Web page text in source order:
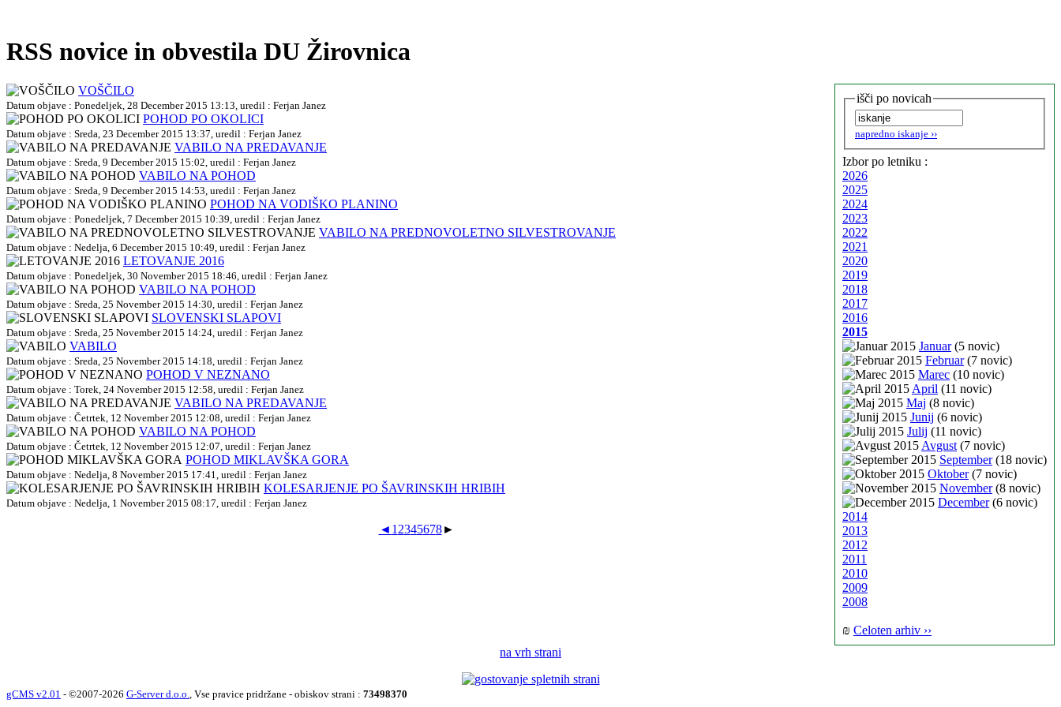
RSS novice in obvestila DU Žirovnica
išči po novicah
napredno iskanje ››
Izbor po letniku :
2026
2025
2024
2023
2022
2021
2020
2019
2018
2017
2016
2015
Januar(5 novic)
Februar(7 novic)
Marec (10 novic)
April (11 novic)
Maj (8 novic)
Junij (6 novic)
Julij (11 novic)
Avgust(7 novic)
September(18 novic)
Oktober(7 novic)
November(8 novic)
December(6 novic)
2014
2013
2012
2011
2010
2009
2008
₪ Celoten arhiv ››
VOŠČILO
Datum objave : Ponedeljek, 28 December 2015 13:13, uredil : Ferjan Janez
POHOD PO OKOLICI
Datum objave : Sreda, 23 December 2015 13:37, uredil : Ferjan Janez
VABILO NA PREDAVANJE
Datum objave : Sreda, 9 December 2015 15:02, uredil : Ferjan Janez
VABILO NA POHOD
Datum objave : Sreda, 9 December 2015 14:53, uredil : Ferjan Janez
POHOD NA VODIŠKO PLANINO
Datum objave : Ponedeljek, 7 December 2015 10:39, uredil : Ferjan Janez
VABILO NA PREDNOVOLETNO SILVESTROVANJE
Datum objave : Nedelja, 6 December 2015 10:49, uredil : Ferjan Janez
LETOVANJE 2016
Datum objave : Ponedeljek, 30 November 2015 18:46, uredil : Ferjan Janez
VABILO NA POHOD
Datum objave : Sreda, 25 November 2015 14:30, uredil : Ferjan Janez
SLOVENSKI SLAPOVI
Datum objave : Sreda, 25 November 2015 14:24, uredil : Ferjan Janez
VABILO
Datum objave : Sreda, 25 November 2015 14:18, uredil : Ferjan Janez
POHOD V NEZNANO
Datum objave : Torek, 24 November 2015 12:58, uredil : Ferjan Janez
VABILO NA PREDAVANJE
Datum objave : Četrtek, 12 November 2015 12:08, uredil : Ferjan Janez
VABILO NA POHOD
Datum objave : Četrtek, 12 November 2015 12:07, uredil : Ferjan Janez
POHOD MIKLAVŠKA GORA
Datum objave : Nedelja, 8 November 2015 17:41, uredil : Ferjan Janez
KOLESARJENJE PO ŠAVRINSKIH HRIBIH
Datum objave : Nedelja, 1 November 2015 08:17, uredil : Ferjan Janez
◄ 1 2345678►
na vrh strani
gCMS v2.01 - ©2007-2026 G-Server d.o.o., Vse pravice pridržane - obiskov strani : 73498370